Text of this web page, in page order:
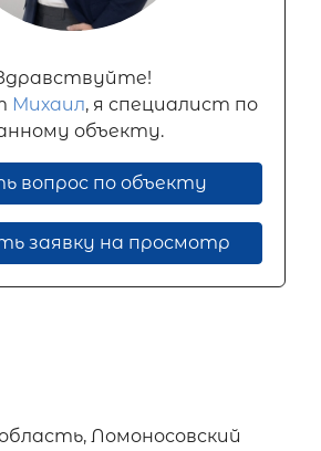
Михаил, я специалист по
объекту.
вопрос по объекту
заявку на просмотр
Ломоносовский